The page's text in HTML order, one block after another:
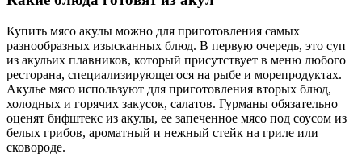
Купить мясо акулы можно для приготовления самых
разнообразных изысканных блюд. В первую очередь, это суп
из акульих плавников, который присутствует в меню любого
ресторана, специализирующегося на рыбе и морепродуктах.
Акулье мясо используют для приготовления вторых блюд,
холодных и горячих закусок, салатов. Гурманы обязательно
оценят бифштекс из акулы, ее запеченное мясо под соусом из
белых грибов, ароматный и нежный стейк на гриле или
сковороде.